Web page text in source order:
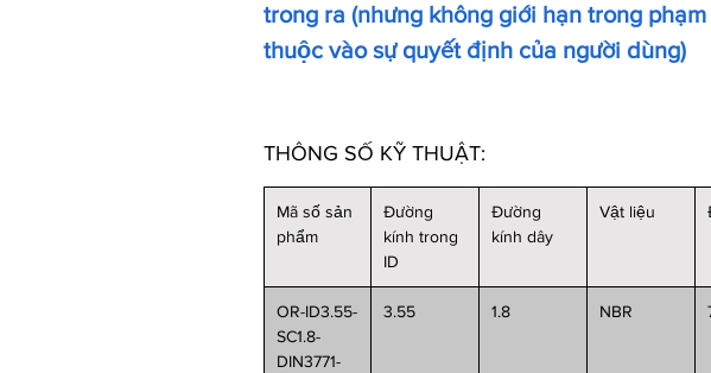
trong ra (nhưng không giới hạn trong
thuộc vào sự quyết định của người dùng)
THÔNG SỐ KỸ THUẬT:
Mã số sản
phẩm
Đường
kính trong
ID
Đường
kính dây
Vật liệu
OR-ID3.55-
SC1.8-
DIN3771-
3.55 1.8 NBR